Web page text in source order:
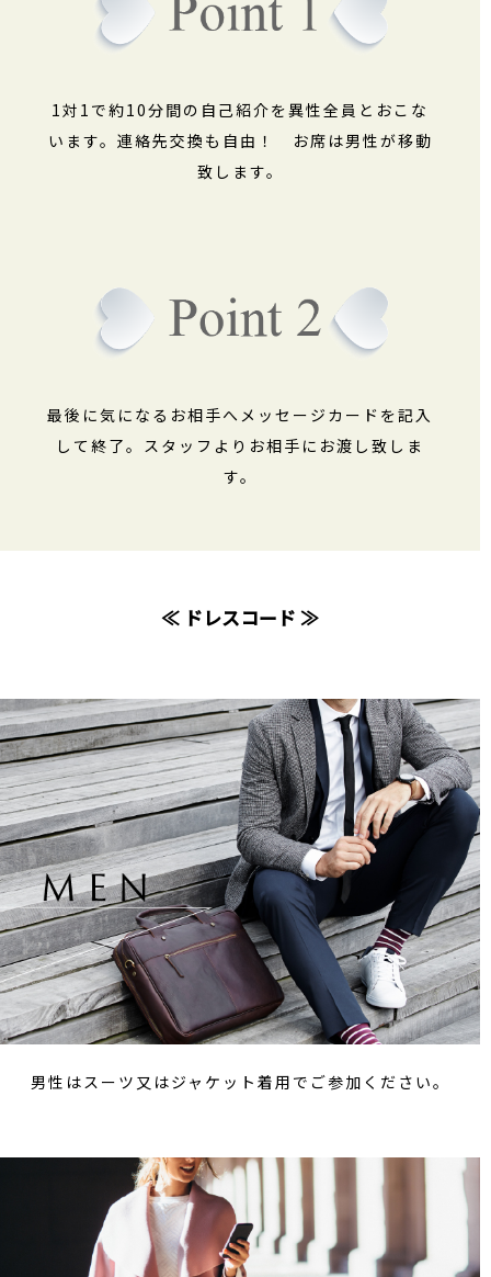
1対1で約10分間の自己紹介を異性全員とおこな
います。連絡先交換も自由！ お席は男性が移動
致します。
最後に気になるお相手へメッセージカードを記入
して終了。スタッフよりお相手にお渡し致しま
す。
≪ ドレスコード ≫
男性はスーツ又はジャケット着用でご参加ください。